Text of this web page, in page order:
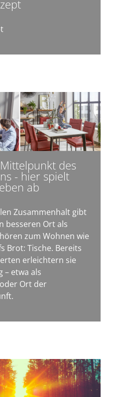
des
- hier spielt
ab
Zusammenhalt gibt
besseren Ort als
zum Wohnen wie
Brot: Tische. Bereits
erleichtern sie
– etwa als
Ort der